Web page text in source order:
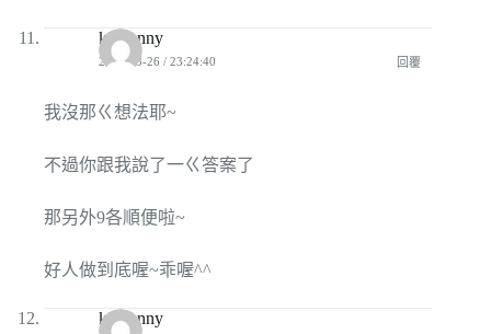
kissjanny
2010-03-26 / 23:24:40 回覆
我沒那ㄍ想法耶~
不過你跟我說了一ㄍ答案了
那另外9各順便啦~
好人做到底喔~乖喔^^
kissjanny